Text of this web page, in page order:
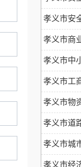
孝义市安
孝义市商
孝义市中
孝义市工
孝义市物
孝义市道
孝义市城
孝义市经